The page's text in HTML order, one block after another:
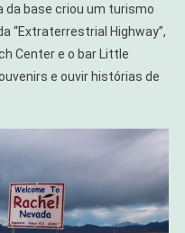
da base criou um turismo
“Extraterrestrial Highway”,
Center e o bar Little
e ouvir histórias de